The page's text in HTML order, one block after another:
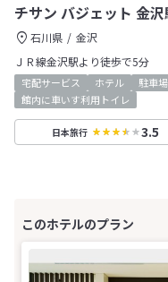
チサン バジェット 金
石川県
金沢
ＪＲ線金沢駅より徒歩で5分
宅配サービス ホテル 駐車
館内に車いす利用トイレ
日本旅行 3.5